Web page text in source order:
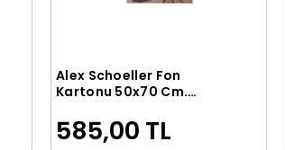
Sepete Ekle
Alex Schoeller Fon
Kartonu 50x70 Cm.
Hediyeli)
585,00 TL